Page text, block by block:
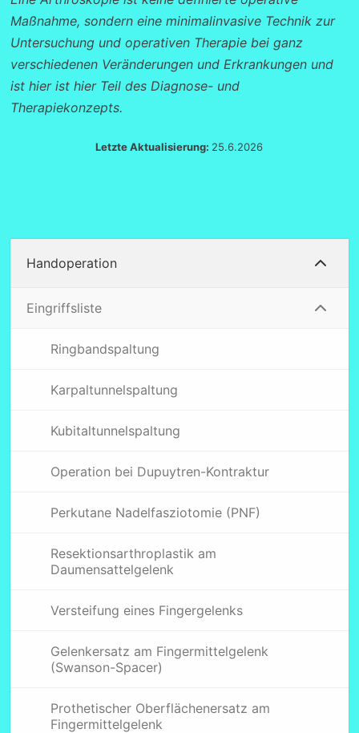
Maßnahme, sondern eine minimalinvasive Technik zur
Untersuchung und operativen Therapie bei ganz
verschiedenen Veränderungen und Erkrankungen und
ist hier ist hier Teil des Diagnose- und
Therapiekonzepts.
Letzte Aktualisierung: 25.6.2026
Handoperation
Eingriffsliste
Ringbandspaltung
Karpaltunnelspaltung
Kubitaltunnelspaltung
Operation bei Dupuytren-Kontraktur
Perkutane Nadelfasziotomie (PNF)
Resektionsarthroplastik am
Daumensattelgelenk
Versteifung eines Fingergelenks
Gelenkersatz am Fingermittelgelenk
(Swanson-Spacer)
Prothetischer Oberflächenersatz am
Fingermittelgelenk